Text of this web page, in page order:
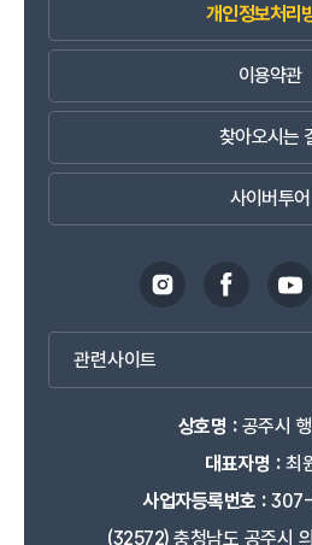
개인정보처리
이용약관
찾아오시는
사이버투어
관련사이트
상호명 :공주시
대표자명 :최
사업자등록번호 :
(32572) 충청남도 공주시